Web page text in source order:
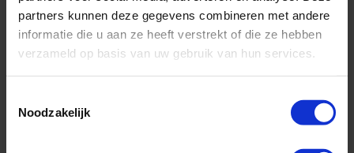
partners kunnen deze gegevens combineren met andere
informatie die u aan ze heeft verstrekt of die ze hebben
verzameld op basis van uw gebruik van hun services.
Noodzakelijk